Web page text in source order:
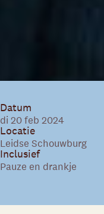
Datum
di 20 feb 2024
Locatie
Leidse Schouwburg
Inclusief
Pauze en drankje